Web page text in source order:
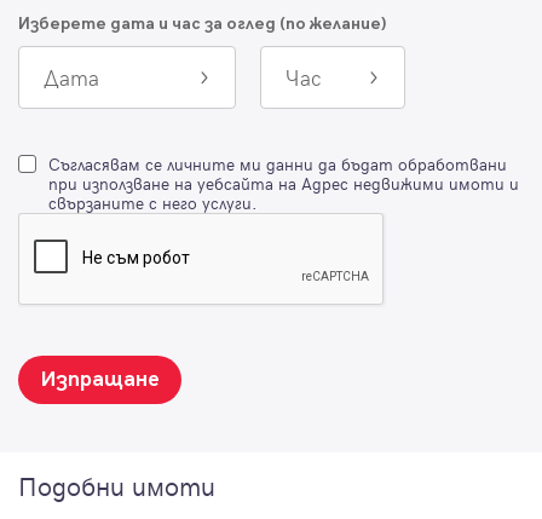
Изберете дата и час за оглед (по желание)
Дата Час
Съгласявам се личните ми данни да бъдат обработвани
при използване на уебсайта на Адрес недвижими имоти и
свързаните с него услуги.
Изпращане
Подобни имоти